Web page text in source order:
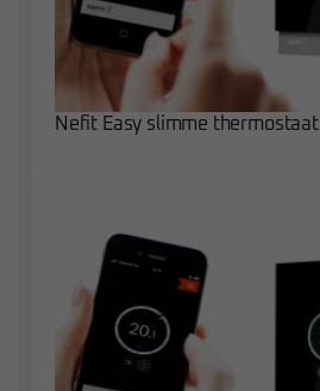
Nefit Easy slimme thermostaat